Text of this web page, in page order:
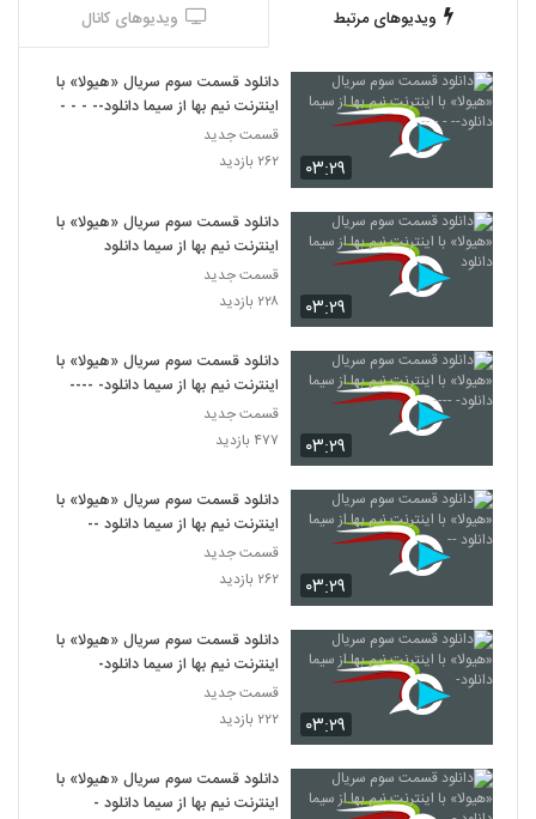
ویدیوهای مرتبط ویدیوهای کانال
۰۳:۲۹
دانلود قسمت سوم سریال «هیولا» با
اینترنت نیم بها از سیما دانلود-- - - --
قسمت جدید
۲۶۲ بازدید
۰۳:۲۹
دانلود قسمت سوم سریال «هیولا» با
اینترنت نیم بها از سیما دانلود
قسمت جدید
۲۲۸ بازدید
۰۳:۲۹
دانلود قسمت سوم سریال «هیولا» با
اینترنت نیم بها از سیما دانلود- ----
قسمت جدید
۴۷۷ بازدید
۰۳:۲۹
دانلود قسمت سوم سریال «هیولا» با
اینترنت نیم بها از سیما دانلود --
قسمت جدید
۲۶۲ بازدید
۰۳:۲۹
دانلود قسمت سوم سریال «هیولا» با
اینترنت نیم بها از سیما دانلود-
قسمت جدید
۲۲۲ بازدید
دانلود قسمت سوم سریال «هیولا» با
اینترنت نیم بها از سیما دانلود -